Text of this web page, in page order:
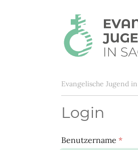
Sie sind hier:
Evangelische Jugend
Login
Benutzername *